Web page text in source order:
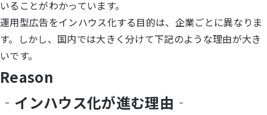
いることがわかっています。
運用型広告をインハウス化する目的は、企業ごとに異なりま
す。しかし、国内では大きく分けて下記のような理由が大き
いです。
Reason
‐インハウス化が進む理由‐